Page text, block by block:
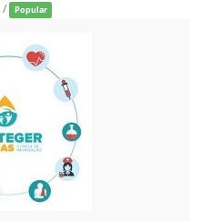
/ Popular